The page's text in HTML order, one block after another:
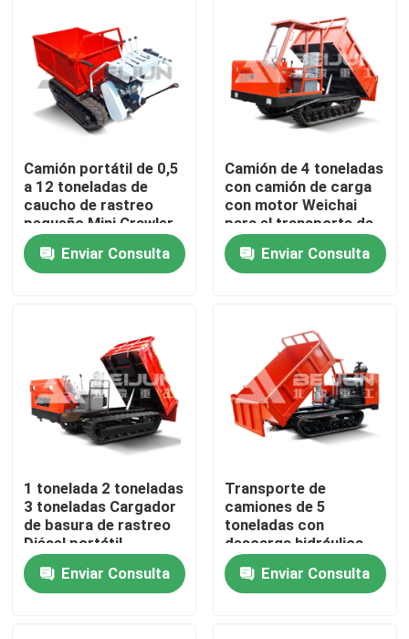
Inicio
Sobre nosotros
Contactos
Vídeos
Camión volquete subterráneo
Camión de mina de subterráneo
Camión articulado subterráneo
Camión portátil de 0,5
a 12 toneladas de
caucho de rastreo
pequeño Mini Crawler
Carrier Camión diésel
Enviar Consulta
Camión de 4 toneladas
con camión de carga
con motor Weichai
para el transporte de
material sin problemas
Enviar Consulta
1 tonelada 2 toneladas
3 toneladas Cargador
de basura de rastreo
Diésel portátil
personalizable para la
ventaEnviar Consulta
Transporte de
camiones de 5
toneladas con
descarga hidráulica
Enviar Consulta